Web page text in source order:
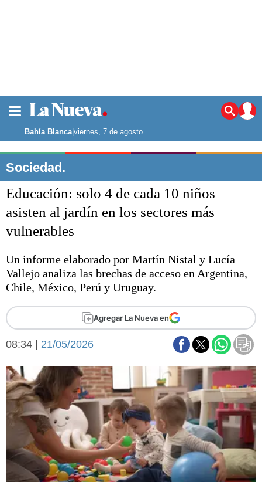
Noticias
La ciudad
Punta Alta
El mundo
Seguridad
Liga del Sur
Básquetbol
Fútbol
Aplausos
Cines
Economía y campo
Economía y finanzas
Con el campo
Espacio empresas
Sociedad y tiempo
libre
Sociedad
Tecnología
Turismo
Salud
Es viral
El tiempo
Bahía Blanca|viernes, 7 de agosto
Sociedad.
Educación: solo 4 de cada 10 niños
asisten al jardín en los sectores más
vulnerables
Un informe elaborado por Martín Nistal y Lucía
Vallejo analiza las brechas de acceso en Argentina,
Chile, México, Perú y Uruguay.
Agregar La Nueva en
08:34 | 21/05/2026